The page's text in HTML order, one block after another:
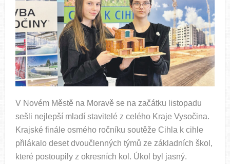
V Novém Městě na Moravě se na začátku listopadu
sešli nejlepší mladí stavitelé z celého Kraje Vysočina.
Krajské finále osmého ročníku soutěže Cihla k cihle
přilákalo deset dvoučlenných týmů ze základních škol,
které postoupily z okresních kol. Úkol byl jasný.